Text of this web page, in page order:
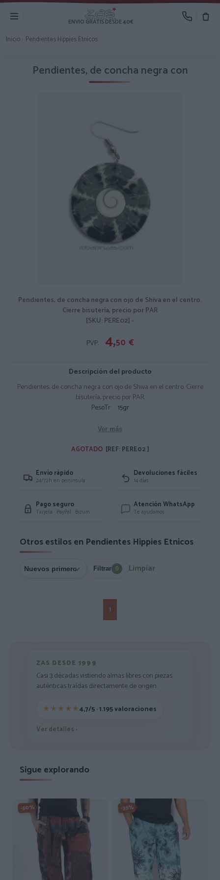
ENVIO GRATIS DESDE 40€
Inicio Pendientes Hippies Etnicos
Pendientes, de concha negra con
Pendientes, de concha negra con ojo de Shiva en el centro.
Cierre bisutería, precio por PAR
[SKU: PERE02] -
PVP:
4,50 €
Descripción del producto
Pendientes, de concha negra con ojo de Shiva en el centro. Cierre
bisutería, precio por PAR
PesoTr: 15gr
Ver más
AGOTADO [REF: PERE02 ]
Envío rápido
24/72h en península
Devoluciones fáciles
14 días
Pago seguro
Tarjeta · PayPal · Bizum
Atención WhatsApp
Te ayudamos
Otros estilos en Pendientes Hippies Etnicos
Filtrar 0 Limpiar
1
ZAS DESDE 1999
Casi 3 décadas vistiendo almas libres con piezas
auténticas traídas directamente de origen.
4,7/5 · 1.195 valoraciones
Ver detalles ›
Sigue explorando
-50% -35%